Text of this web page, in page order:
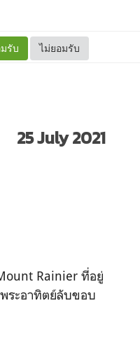
รับ ไม่ยอมรับ
25 July 2021
Rainier ที่อยู่
ระอาทิตย์ลับขอบ